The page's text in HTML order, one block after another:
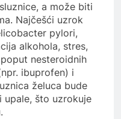
a može biti
Najčešći uzrok
pylori,
alkohola, stres,
nesteroidnih
ibuprofen) i
želuca bude
što uzrokuje